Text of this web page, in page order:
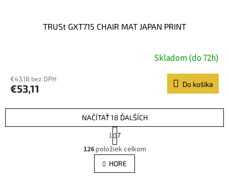
TRUSt GXT715 CHAIR MAT JAPAN PRINT
Skladom (do 72h)
€43,18 bez DPH
€53,11 Do košíka
O
v
l
á
NAČÍTAŤ 18 ĎALŠÍCH
S
t
r
á
n
k
1 7
126položiek celkom
HORE